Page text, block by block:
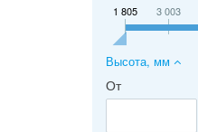
1 805 3 003
Высота, мм
От